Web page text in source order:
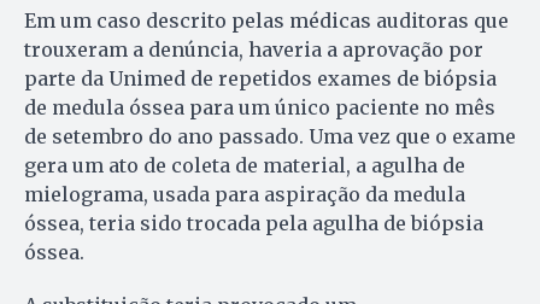
Em um caso descrito pelas médicas auditoras que
trouxeram a denúncia, haveria a aprovação por
parte da Unimed de repetidos exames de biópsia
de medula óssea para um único paciente no mês
de setembro do ano passado. Uma vez que o exame
gera um ato de coleta de material, a agulha de
mielograma, usada para aspiração da medula
óssea, teria sido trocada pela agulha de biópsia
óssea.